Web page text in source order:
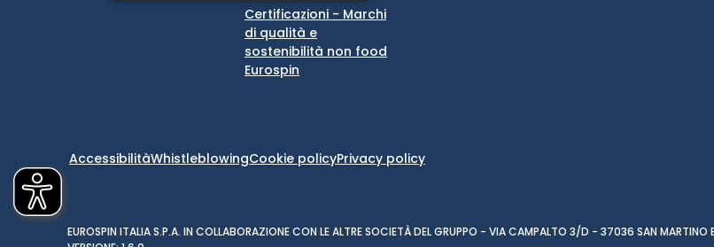
Certificazioni - Marchi
di qualità e
sostenibilità non food
Eurospin
AccessibilitàWhistleblowingCookie policyPrivacy policy
EUROSPIN ITALIA S.P.A. IN COLLABORAZIONE CON LE ALTRE SOCIETÀ DEL GRUPPO - VIA CAMPALTO 3/D - 37036 SAN